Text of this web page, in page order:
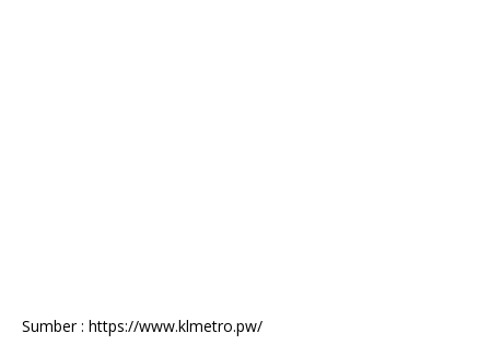
Sumber : https://www.klmetro.pw/